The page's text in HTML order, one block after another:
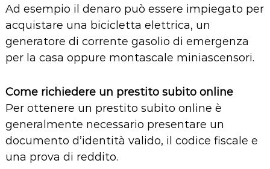
Ad esempio il denaro può essere impiegato per
acquistare una bicicletta elettrica, un
generatore di corrente gasolio di emergenza
per la casa oppure montascale miniascensori.
Come richiedere un prestito subito online
Per ottenere un prestito subito online è
generalmente necessario presentare un
documento d’identità valido, il codice fiscale e
una prova di reddito.